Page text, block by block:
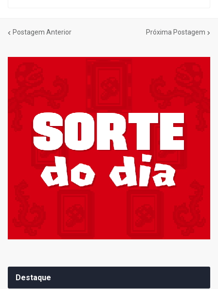
Postagem Anterior Próxima Postagem
Destaque